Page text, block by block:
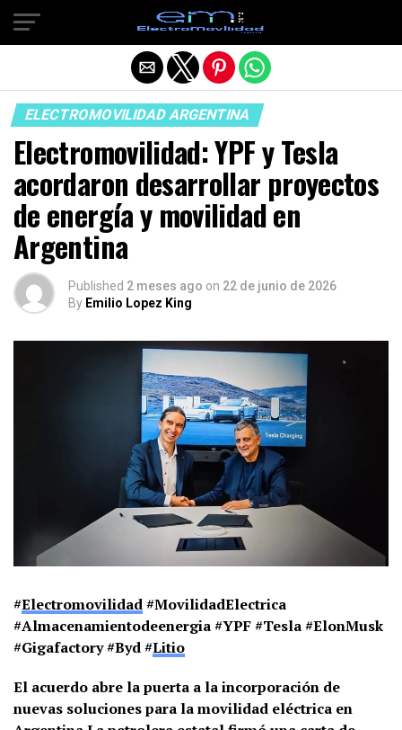
ELECTROMOVILIDAD ARGENTINA
Electromovilidad: YPF y Tesla
acordaron desarrollar proyectos
de energía y movilidad en
Argentina
Published 2 meses ago on 22 de junio de 2026
By Emilio Lopez King
#Electromovilidad#MovilidadElectrica
#Almacenamientodeenergia #YPF #Tesla #ElonMusk
#Gigafactory #Byd #Litio
El acuerdo abre la puerta a la incorporación de
nuevas soluciones para la movilidad eléctrica en
Salir de la versión móvil